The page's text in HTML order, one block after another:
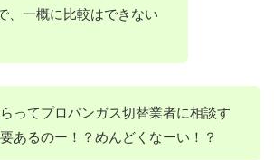
、一概に比較はできない
ってプロパンガス切替業者に相談す
あるのー！？めんどくなーい！？